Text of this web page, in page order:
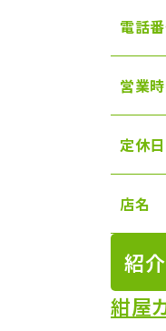
電話
営業
定休日
店名
紹
紺屋